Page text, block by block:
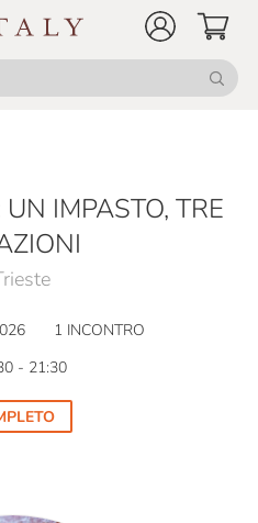
IMPASTO, TRE
1 INCONTRO
- 21:30